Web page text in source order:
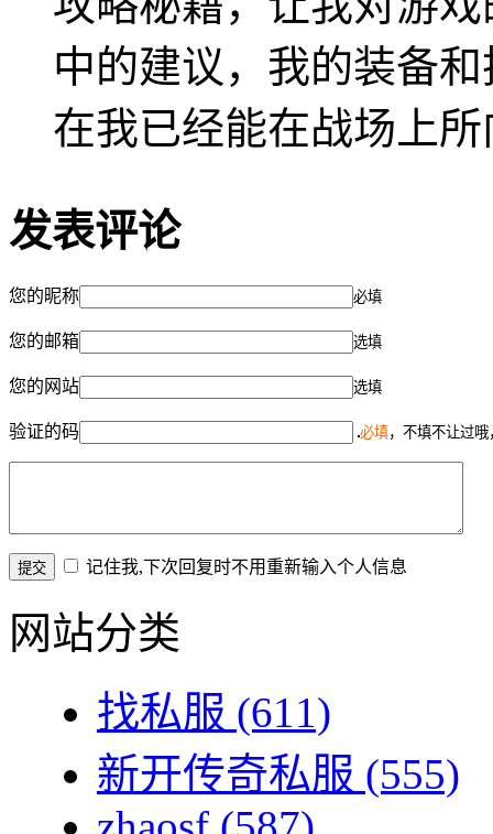
中的建议，我的装备
在我已经能在战场上
发表评论
您的昵称 必填
您的邮箱 选填
您的网站 选填
验证的码 必填，不填不让过
记住我,下次回复时不用重新输入个人信息
网站分类
找私服 (611)
新开传奇私服 (555)